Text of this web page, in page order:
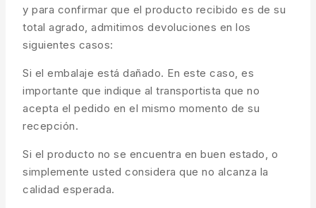
y para confirmar que el producto recibido es de su
total agrado, admitimos devoluciones en los
siguientes casos:
Si el embalaje está dañado. En este caso, es
importante que indique al transportista que no
acepta el pedido en el mismo momento de su
recepción.
Si el producto no se encuentra en buen estado, o
simplemente usted considera que no alcanza la
calidad esperada.